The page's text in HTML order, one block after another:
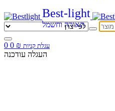
Best-light
תאורה וחשמל
0 עגלת קניות ₪
0
העגלה עודכנה